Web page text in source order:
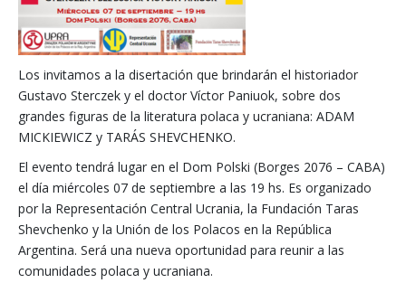
Los invitamos a la disertación que brindarán el historiador
Gustavo Sterczek y el doctor Víctor Paniuok, sobre dos
grandes figuras de la literatura polaca y ucraniana: ADAM
MICKIEWICZ y TARÁS SHEVCHENKO.
El evento tendrá lugar en el Dom Polski (Borges 2076 – CABA)
el día miércoles 07 de septiembre a las 19 hs. Es organizado
por la Representación Central Ucrania, la Fundación Taras
Shevchenko y la Unión de los Polacos en la República
Argentina. Será una nueva oportunidad para reunir a las
comunidades polaca y ucraniana.